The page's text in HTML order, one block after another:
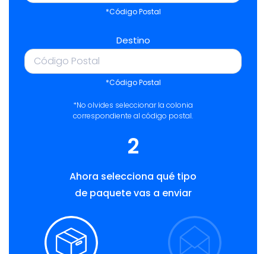
*Código Postal
Destino
*Código Postal
*No olvides seleccionar la colonia
correspondiente al código postal.
2
Ahora selecciona qué tipo
de paquete vas a enviar